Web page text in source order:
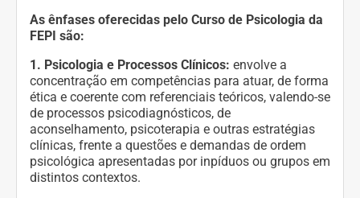
As ênfases oferecidas pelo Curso de Psicologia da
FEPI são:
1. Psicologia e Processos Clínicos: envolve a
concentração em competências para atuar, de forma
ética e coerente com referenciais teóricos, valendo-se
de processos psicodiagnósticos, de
aconselhamento, psicoterapia e outras estratégias
clínicas, frente a questões e demandas de ordem
psicológica apresentadas por inpíduos ou grupos em
distintos contextos.